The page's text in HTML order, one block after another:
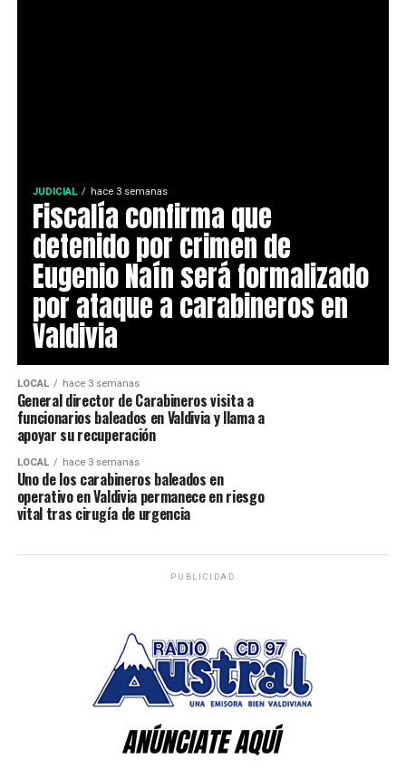
JUDICIAL hace 3 semanas
Fiscalía confirma que
detenido por crimen de
Eugenio Naín será formalizado
por ataque a carabineros en
Valdivia
LOCAL hace 3 semanas
General director de Carabineros visita a
funcionarios baleados en Valdivia y llama a
apoyar su recuperación
LOCAL hace 3 semanas
Uno de los carabineros baleados en
operativo en Valdivia permanece en riesgo
vital tras cirugía de urgencia
PUBLICIDAD